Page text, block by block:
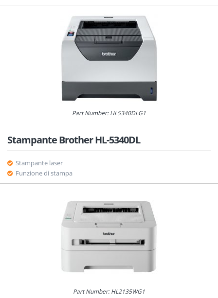
Part Number: HL5340DLG1
Stampante Brother HL-5340DL
Stampante laser
Funzione di stampa
Part Number: HL2135WG1